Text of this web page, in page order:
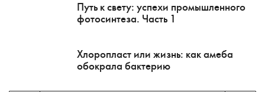
Путь к свету: успехи промышленного
фотосинтеза. Часть 1
Хлоропласт или жизнь: как амеба
обокрала бактерию